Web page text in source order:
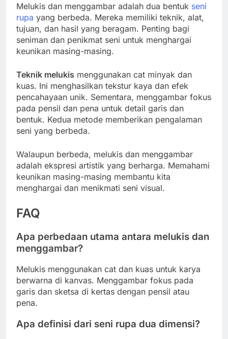
Melukis dan menggambar adalah dua bentuk seni
rupa yang berbeda. Mereka memiliki teknik, alat,
tujuan, dan hasil yang beragam. Penting bagi
seniman dan penikmat seni untuk menghargai
keunikan masing-masing.
Teknik melukis menggunakan cat minyak dan
kuas. Ini menghasilkan tekstur kaya dan efek
pencahayaan unik. Sementara, menggambar fokus
pada pensil dan pena untuk detail garis dan
bentuk. Kedua metode memberikan pengalaman
seni yang berbeda.
Walaupun berbeda, melukis dan menggambar
adalah ekspresi artistik yang berharga. Memahami
keunikan masing-masing membantu kita
menghargai dan menikmati seni visual.
FAQ
Apa perbedaan utama antara melukis dan
menggambar?
Melukis menggunakan cat dan kuas untuk karya
berwarna di kanvas. Menggambar fokus pada
garis dan sketsa di kertas dengan pensil atau
pena.
Apa definisi dari seni rupa dua dimensi?